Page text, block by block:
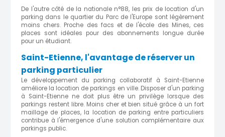
De l'autre côté de la nationale n°88, les prix de location d'un
parking dans le quartier du Parc de l'Europe sont légèrement
moins chers. Proche des facs et de l'école des Mines, ces
places sont idéales pour des abonnements longue durée
pour un étudiant.
Saint-Etienne, l'avantage de réserver un
parking particulier
Le développement du parking collaboratif à Saint-Etienne
améliore la location de parkings en ville. Disposer d'un parking
à Saint-Etienne ne doit plus être un privilège lorsque des
parkings restent libre. Moins cher et bien situé grâce à un fort
maillage de places, la location de parking entre particuliers
contribue à l'émergence d'une solution complémentaire aux
parkings public.